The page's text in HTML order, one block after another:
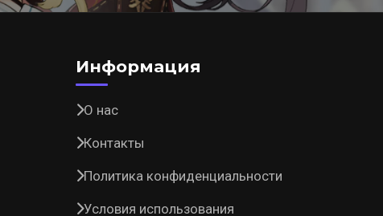
Информация
О нас
Контакты
Политика конфиденциальности
Условия использования